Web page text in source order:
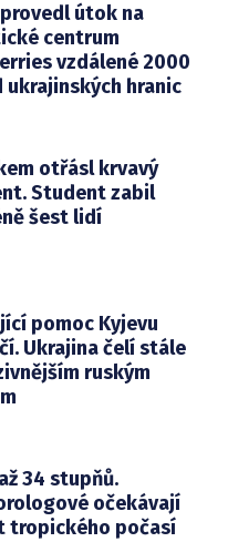
útok na
centrum
vzdálené 2000
ukrajinských hranic
otřásl krvavý
Student zabil
šest lidí
pomoc Kyjevu
Ukrajina čelí stále
ruským
34 stupňů.
očekávají
tropického počasí